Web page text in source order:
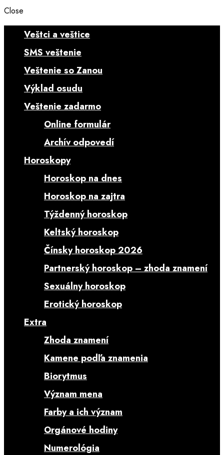
Close
Veštci a veštice
SMS veštenie
Veštenie so Zanou
Výklad osudu
Veštenie zadarmo
Online formulár
Archív odpovedí
Horoskopy
Horoskop na dnes
Horoskop na zajtra
Týždenný horoskop
Keltský horoskop
Čínsky horoskop 2026
Partnerský horoskop – zhoda znamení
Sexuálny horoskop
Erotický horoskop
Extra
Zhoda znamení
Kamene podľa znamenia
Biorytmus
Význam mena
Farby a ich význam
Orgánové hodiny
Numerológia